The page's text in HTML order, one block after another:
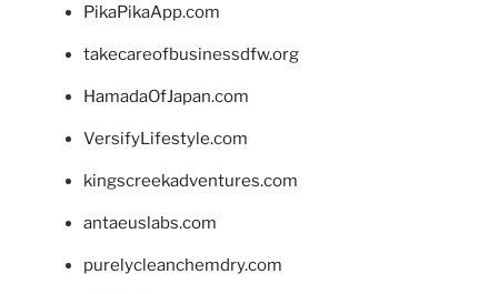
PikaPikaApp.com
takecareofbusinessdfw.org
HamadaOfJapan.com
VersifyLifestyle.com
kingscreekadventures.com
antaeuslabs.com
purelycleanchemdry.com